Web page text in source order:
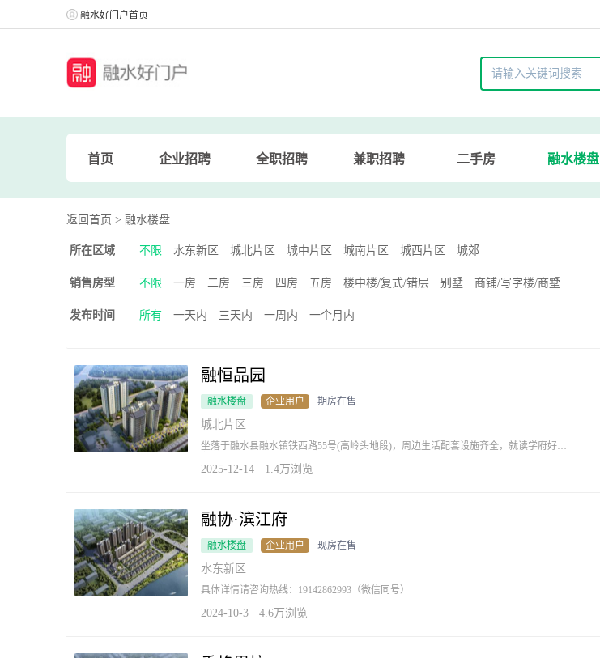
融水好门户首页
首页 企业招聘 全职招聘 兼职招聘 二手房 融水楼盘
返回首页 > 融水楼盘
所在区域 不限 水东新区 城北片区 城中片区 城南片区 城西片区 城郊
销售房型 不限 一房 二房 三房 四房 五房 楼中楼/复式/错层 别墅 商铺/写字楼/商墅
发布时间 所有 一天内 三天内 一周内 一个月内
融恒品园
融水楼盘 企业用户 期房在售
城北片区
坐落于融水县融水镇铁西路55号(高岭头地段)，周边生活配套设施齐全，就读学府好地
柳州市全颐房地产有限公司将为您提供一个优良小区，给您带来更多的快乐和幸福。
2025-12-14 · 1.4万浏览
融协·滨江府
融水楼盘 企业用户 现房在售
水东新区
具体详情请咨询热线：19142862993（微信同号）
2024-10-3 · 4.6万浏览